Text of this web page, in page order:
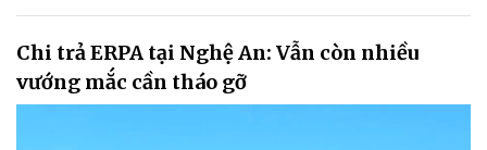
Chi trả ERPA tại Nghệ An: Vẫn còn nhiều
vướng mắc cần tháo gỡ